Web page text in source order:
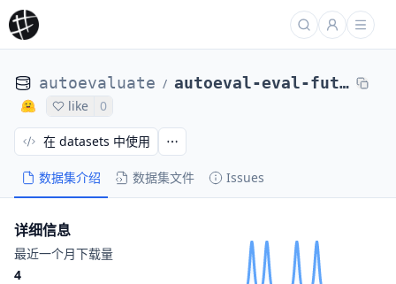
autoevaluate / autoeval-eval-futin__guess-vi-4200fb-2012366602
like 0
数据集介绍 数据集文件 Issues
在 datasets 中使用
详细信息
最近一个月下载量
4